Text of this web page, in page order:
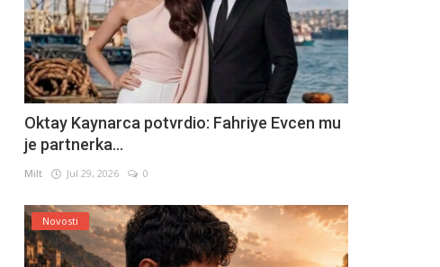
Oktay Kaynarca potvrdio: Fahriye Evcen mu
je partnerka...
Milt Jul 29, 2026 0
Novosti